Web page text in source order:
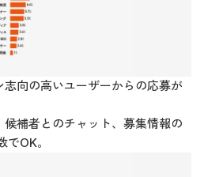
向の高いユーザーからの応募が
補者とのチャット、募集情報の
OK。